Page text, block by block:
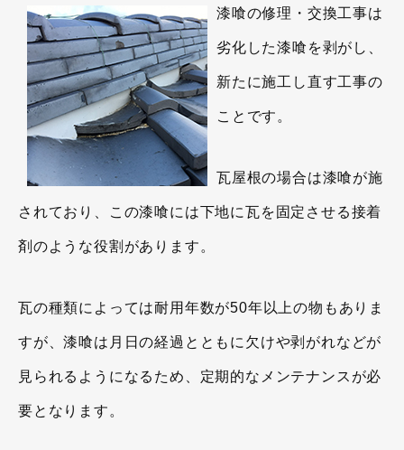
漆喰の修理・交換工事は
劣化した漆喰を剥がし、
新たに施工し直す工事の
ことです。
瓦屋根の場合は漆喰が施
されており、この漆喰には下地に瓦を固定させる接着
剤のような役割があります。
瓦の種類によっては耐用年数が50年以上の物もありま
すが、漆喰は月日の経過とともに欠けや剥がれなどが
見られるようになるため、定期的なメンテナンスが必
要となります。